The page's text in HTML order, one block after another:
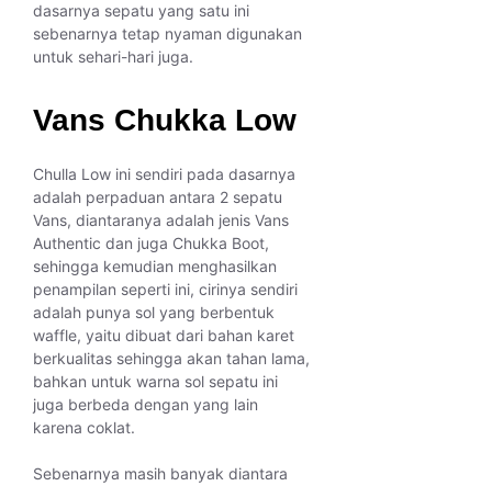
dasarnya sepatu yang satu ini
sebenarnya tetap nyaman digunakan
untuk sehari-hari juga.
Vans Chukka Low
Chulla Low ini sendiri pada dasarnya
adalah perpaduan antara 2 sepatu
Vans, diantaranya adalah jenis Vans
Authentic dan juga Chukka Boot,
sehingga kemudian menghasilkan
penampilan seperti ini, cirinya sendiri
adalah punya sol yang berbentuk
waffle, yaitu dibuat dari bahan karet
berkualitas sehingga akan tahan lama,
bahkan untuk warna sol sepatu ini
juga berbeda dengan yang lain
karena coklat.
Sebenarnya masih banyak diantara